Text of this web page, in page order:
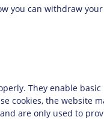
you can withdraw your
They enable basic
cookies, the website
are only used to